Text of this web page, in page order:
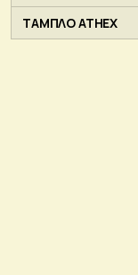
ΤΑΜΠΛΟ ATHEX